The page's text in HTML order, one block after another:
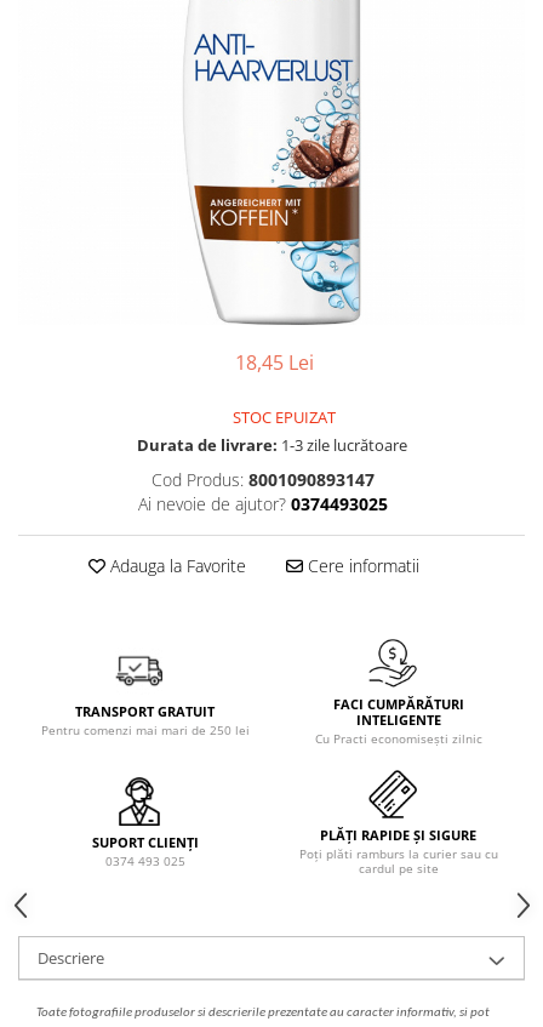
Produse pentru curatarea tenului
Sapun lichid, sapun
18,45 Lei
STOC EPUIZAT
Durata de livrare: 1-3 zile lucrătoare
Cod Produs: 8001090893147
Ai nevoie de ajutor? 0374493025
Adauga la Favorite Cere informatii
TRANSPORT GRATUIT
Pentru comenzi mai mari de 250 lei
FACI CUMPĂRĂTURI
INTELIGENTE
Cu Practi economisești zilnic
SUPORT CLIENȚI
0374 493 025
PLĂȚI RAPIDE ȘI SIGURE
Poți plăti ramburs la curier sau cu
cardul pe site
Descriere
Toate fotografiile produselorsidescrierileprezentate au caracter informativ, si pot